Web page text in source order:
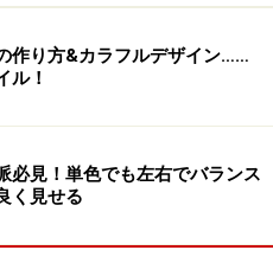
最新の内容をご確認くださ
よる実践に起因して肌荒れや
。実践の際には、必ず自身の体
正しい方法で行ってください。
するものではありません。
作り方&カラフルデザイン……
ル！
必見！単色でも左右でバランス
く見せる